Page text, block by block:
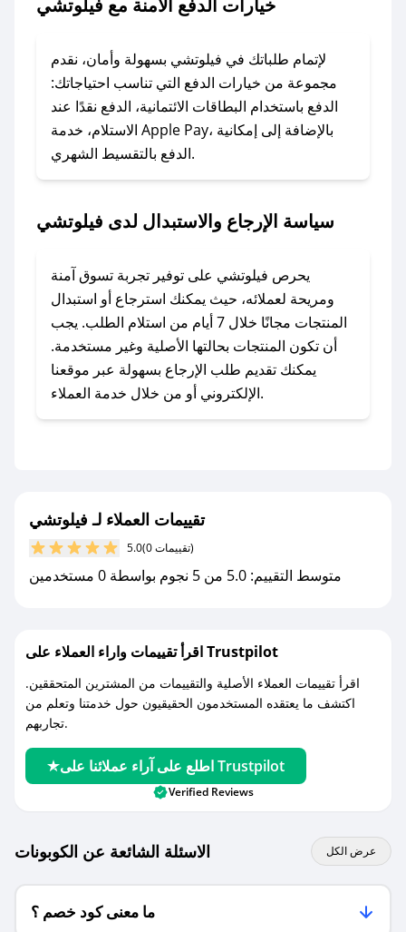
### ماذا أفعل إذا لم يعمل كود الخصم؟
الرسائل الخاصة على تويتر أو البريد الإلكتروني،
وسنقوم بحل المشكلة في أسرع وقت ممكن.
### ماذا أفعل إذا لم أجد كود خصم لمتجري
المفضل؟
في حال عدم توفر كوبونات لمتجرك المفضل، يمكنك
أسرع وقت ممكن.
### كيف تحصل على كوبونات خصم حصرية من
فيلوتشي؟
للحصول على كوبونات وخصومات حصرية، قم بما
يلي:
- اضغط على أيقونة متابعة لمتجر فيلوتشي في
تطبيق صحصح.
مع صحصح، تسوق بذكاء ووفّر على كل مشترياتك مع
خيارات الدفع الآمنة مع فيلوتشي
لإتمام طلباتك في فيلوتشي بسهولة وأمان، نقدم
مجموعة من خيارات الدفع التي تناسب احتياجاتك:
الدفع باستخدام البطاقات الائتمانية، الدفع نقدًا عند
الاستلام، خدمة Apple Pay، بالإضافة إلى إمكانية
الدفع بالتقسيط الشهري.
سياسة الإرجاع والاستبدال لدى فيلوتشي
يحرص فيلوتشي على توفير تجربة تسوق آمنة
ومريحة لعملائه، حيث يمكنك استرجاع أو استبدال
المنتجات مجانًا خلال 7 أيام من استلام الطلب. يجب
أن تكون المنتجات بحالتها الأصلية وغير مستخدمة.
يمكنك تقديم طلب الإرجاع بسهولة عبر موقعنا
الإلكتروني أو من خلال خدمة العملاء.
تقييمات العملاء لـ فيلوتشي
5.0 (0 تقييمات)
متوسط التقييم: 5.0 من 5 نجوم بواسطة 0 مستخدمين
اقرأ تقييمات واراء العملاء على Trustpilot
اقرأ تقييمات العملاء الأصلية والتقييمات من المشترين المتحققين.
اكتشف ما يعتقده المستخدمون الحقيقيون حول خدمتنا وتعلم من
تجاربهم.
اطلع على آراء عملائنا على Trustpilot
Verified Reviews
الاسئلة الشائعة عن الكوبونات عرض الكل
ما معنى كود خصم ؟